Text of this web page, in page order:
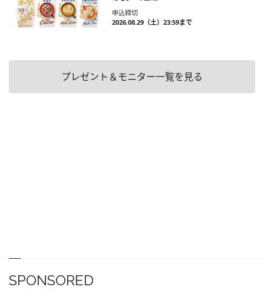
申込締切
2026.08.29（土）23:59まで
プレゼント＆モニター一覧を見る
SPONSORED